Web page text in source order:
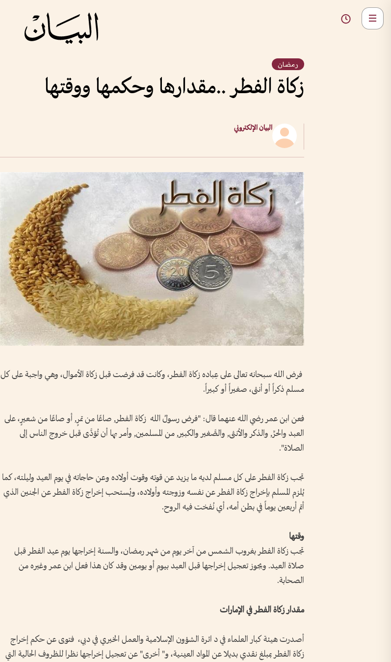
رمضان
زكاة الفطر ..مقدارها وحكمها ووقتها
البيان الإلكتروني
فرض الله سبحانه تعالى على عِباده زكاة الفطر، وكانت قد فرضت قبل زكاة الأموال، وهي واجبة على كل
مسلم ذكراً أو أنثى، صغيراً أو كبيراً.
فعن ابن عمر رضي الله عنهما قال: "فرض رسولُ الله زكاة الفطر, صاعًا من تمرٍ, أو صاعًا من شعيرٍ، على
العبد والحرِّ, والذكر والأنثى, والصَّغير والكبير, من المسلمين, وأمر بها أن تُؤدَّى قبل خروج الناس إلى
الصلاة".
تجب زكاة الفطر على كل مسلم لديه ما يزيد عن قوته وقوت أولاده وعن حاجاته في يوم العيد وليلته، كما
يُلزم المسلم بإخراج زكاة الفطر عن نفسه وزوجته وأولاده، ويُستحب إخراج زكاة الفطر عن الجنين الذي
أتم أربعين يوماً في بطن أمه، أي نُفخت فيه الروح.
وقتها
تجب زكاة الفطر بغروب الشمس من آخر يوم من شهر رمضان، والسنة إخراجها يوم عيد الفطر قبل
صلاة العيد. ويجوز تعجيل إخراجها قبل العيد بيوم أو يومين وقد كان هذا فعل ابن عمر وغيره من
الصحابة.
مقدار زكاة الفطر في الإمارات
أصدرت هيئة كبار العلماء في د ائرة الشؤون الإسلامية والعمل الخيري في دبي، فتوى عن حكم إخراج
زكاة الفطر بمبلغ نقدي بديلا عن المواد العينية، و" أخرى" عن تعجيل إخراجها نظرا للظروف الحالية التي